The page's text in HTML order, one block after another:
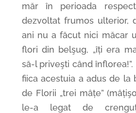
măr în perioada
dezvoltat frumos ulterior,
ani nu a făcut nici măcar
flori din belşug, „îți era
să-l priveşti când înflorea!”.
fiica acestuia a adus de la
de Florii „trei mâțe”
le-a legat de